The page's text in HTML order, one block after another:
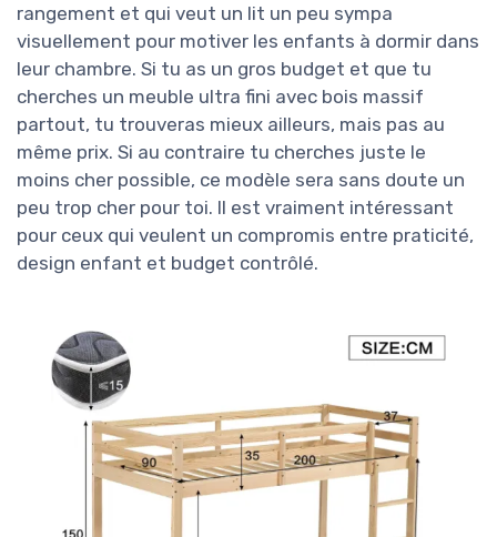
rangement et qui veut un lit un peu sympa
visuellement pour motiver les enfants à dormir dans
leur chambre. Si tu as un gros budget et que tu
cherches un meuble ultra fini avec bois massif
partout, tu trouveras mieux ailleurs, mais pas au
même prix. Si au contraire tu cherches juste le
moins cher possible, ce modèle sera sans doute un
peu trop cher pour toi. Il est vraiment intéressant
pour ceux qui veulent un compromis entre praticité,
design enfant et budget contrôlé.